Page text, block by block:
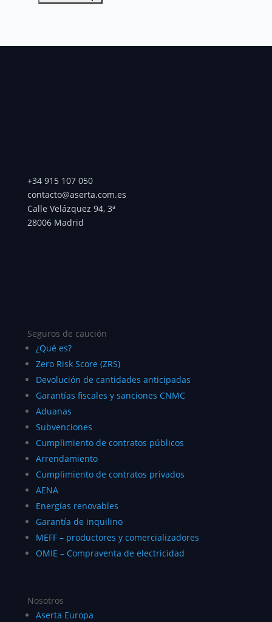
+34 915 107 050
contacto@aserta.com.es
Calle Velázquez 94, 3ª
28006 Madrid
Seguros de caución
¿Qué es?
Zero Risk Score (ZRS)
Devolución de cantidades anticipadas
Garantías fiscales y sanciones CNMC
Aduanas
Subvenciones
Cumplimiento de contratos públicos
Arrendamiento
Cumplimiento de contratos privados
AENA
Energías renovables
Garantía de inquilino
MEFF – productores y comercializadores
OMIE – Compraventa de electricidad
Nosotros
Aserta Europa